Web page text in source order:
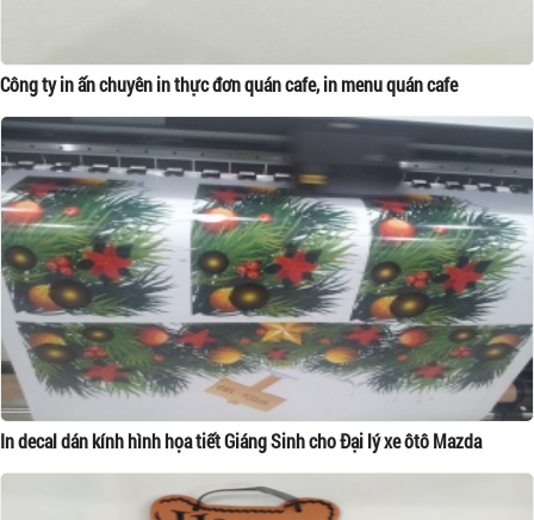
Công ty in ấn chuyên in thực đơn quán cafe, in menu quán cafe
In decal dán kính hình họa tiết Giáng Sinh cho Đại lý xe ôtô Mazda